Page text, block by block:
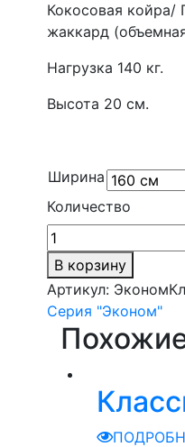
Кокосовая койра/
жаккард
Нагрузка 140 кг.
Высота 20 см.
Ширина
Количество
В корзину
Артикул:
Серия "Эконом"